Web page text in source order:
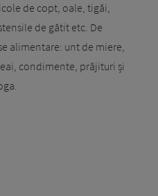
de copt, oale, tigăi,
de gătit etc. De
alimentare: unt de miere,
condimente, prăjituri și